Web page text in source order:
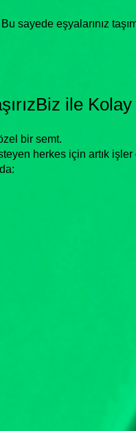
sayede eşyalarınız
ile Kolay
bir semt.
herkes için artık